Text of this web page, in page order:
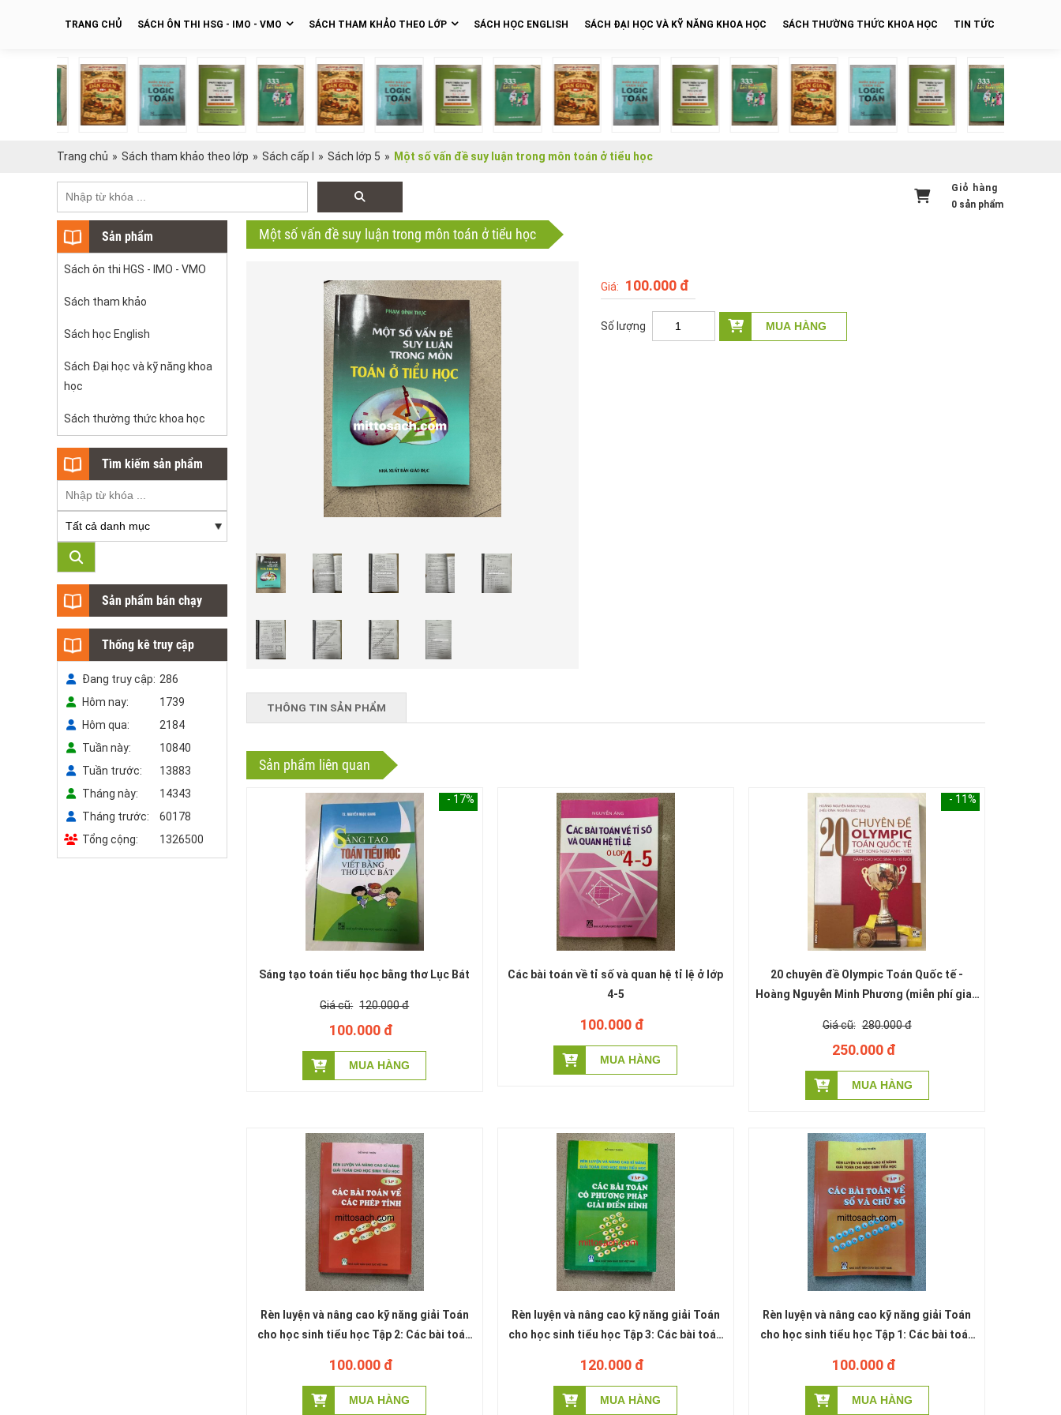
TRANG CHỦ SÁCH ÔN THI HSG - IMO - VMO SÁCH THAM KHẢO THEO LỚP SÁCH HỌC ENGLISH SÁCH ĐẠI HỌC VÀ KỸ NĂNG KHOA HỌC SÁCH THƯỜNG THỨC KHOA HỌC TIN TỨC
Trang chủ » Sách tham khảo theo lớp » Sách cấp I » Sách lớp 5 » Một số vấn đề suy luận trong môn toán ở tiểu học
Giỏ hàng
0 sản phẩm
Sản phẩm
Sách ôn thi HGS - IMO - VMO
Sách tham khảo
Sách học English
Sách Đại học và kỹ năng khoa
học
Sách thường thức khoa học
Tìm kiếm sản phẩm
Sản phẩm bán chạy
Thống kê truy cập
Đang truy cập 286
Hôm nay
1739
Hôm qua
2184
Tuần này
10840
Tuần trước
13883
Tháng này
14343
Tháng trước
60178
Tổng cộng
1326500
Một số vấn đề suy luận trong môn toán ở tiểu học
100.000 đ
THÔNG TIN SẢN PHẨM
Sản phẩm liên quan
- 17%
Sáng tạo toán tiểu học bằng thơ Lục Bát
120.000 đ
100.000 đ
Các bài toán về tỉ số và quan hệ tỉ lệ ở lớp
4-5
100.000 đ
- 11%
20 chuyên đề Olympic Toán Quốc tế -
Hoàng Nguyễn Minh Phương (miễn phí giao
280.000 đ
250.000 đ
Rèn luyện và nâng cao kỹ năng giải Toán
cho học sinh tiểu học Tập 2: Các bài toán
100.000 đ
Rèn luyện và nâng cao kỹ năng giải Toán
cho học sinh tiểu học Tập 3: Các bài toán
Thiên
120.000 đ
Rèn luyện và nâng cao kỹ năng giải Toán
cho học sinh tiểu học Tập 1: Các bài toán
100.000 đ